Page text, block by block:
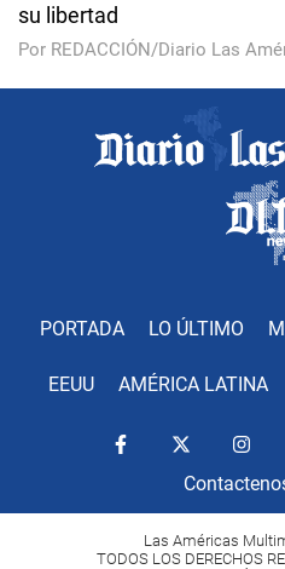
su libertad
Por REDACCIÓN/Diario Las
PORTADA LO ÚLTIMO
EEUU AMÉRICA LATINA
Las Américas
TODOS LOS DERECHOS